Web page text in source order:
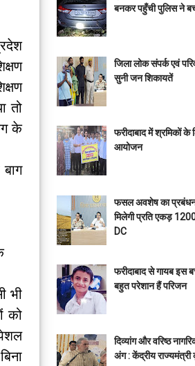
तो
के
भी
को
बनकर पहुँची पुलिस ने
जिला लोक संपर्क एवं
सुनी जन शिकायतें
फरीदाबाद में श्रमिकों
आयोजन
फसल अवशेष का प्रबंधन
मिलेगी प्रति एकड़
DC
फरीदाबाद से गायब इस
बहुत परेशान हैं परिजन
दिव्यांग और वरिष्ठ
अंग : केंद्रीय राज्यमंत्री